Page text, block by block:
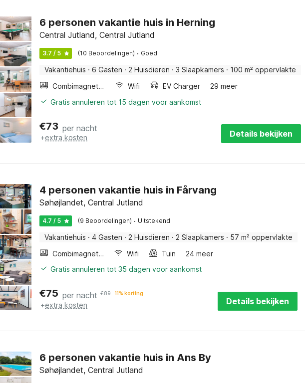
6 personen vakantie huis in Herning
Central Jutland, Central Jutland
3.7 / 5 (10 Beoordelingen) · Goed
Vakantiehuis · 6 Gasten · 2 Huisdieren · 3 Slaapkamers · 100 m² oppervlakte
Combimagnetron
Wifi EV Charger
29 meer
Gratis annuleren tot 15 dagen voor aankomst
€73 per nacht
+extra kosten Details bekijken
4 personen vakantie huis in Fårvang
Søhøjlandet, Central Jutland
4.7 / 5 (9 Beoordelingen) · Uitstekend
Vakantiehuis · 4 Gasten · 2 Huisdieren · 2 Slaapkamers · 57 m² oppervlakte
Combimagnetron
Wifi Tuin
24 meer
Gratis annuleren tot 35 dagen voor aankomst
€75 per nacht €89 11% korting
+extra kosten Details bekijken
6 personen vakantie huis in Ans By
Søhøjlandet, Central Jutland